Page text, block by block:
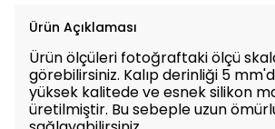
Ürün Açıklaması
Ürün ölçüleri fotoğraftaki ölçü
görebilirsiniz. Kalıp derinliği 5
yüksek kalitede ve esnek silikon
üretilmiştir. Bu sebeple uzun